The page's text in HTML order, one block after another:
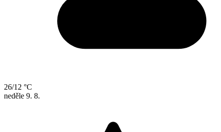
26/12 °C
neděle 9. 8.